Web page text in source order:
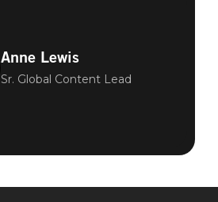
Anne Lewis
Sr. Global Content Lead